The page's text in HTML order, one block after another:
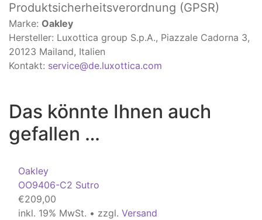
Produktsicherheitsverordnung (GPSR)
Marke: Oakley
Hersteller: Luxottica group S.p.A., Piazzale Cadorna 3,
20123 Mailand, Italien
Kontakt: service@de.luxottica.com
Das könnte Ihnen auch
gefallen …
Oakley
OO9406-C2 Sutro
€209,00
inkl. 19% MwSt. • zzgl. Versand